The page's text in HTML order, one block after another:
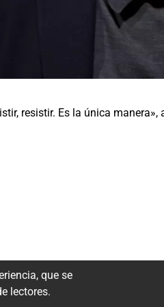
resistir. Es la única manera»,
que se
lectores.